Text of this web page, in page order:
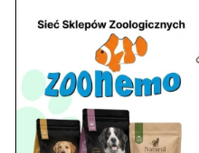
ul. Leśna 2
tel. 503 900 215
Godziny pracy
pon. – piąt. 10.00 – 19.00
sob. 8.00 – 15.00
niedz. zamknięte